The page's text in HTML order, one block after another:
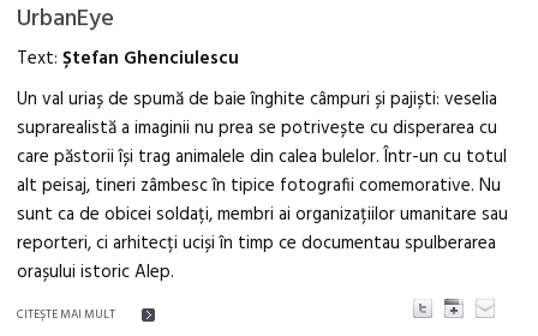
UrbanEye
Text:Ștefan Ghenciulescu
Un val uriaș de spumă de baie înghite câmpuri și pajiști: veselia
suprarealistă a imaginii nu prea se potrivește cu disperarea cu
care păstorii își trag animalele din calea bulelor. Într-un cu totul
alt peisaj, tineri zâmbesc în tipice fotografii comemorative. Nu
sunt ca de obicei soldați, membri ai organizațiilor umanitare sau
reporteri, ci arhitecți uciși în timp ce documentau spulberarea
orașului istoric Alep.
CITEŞTE MAI MULT